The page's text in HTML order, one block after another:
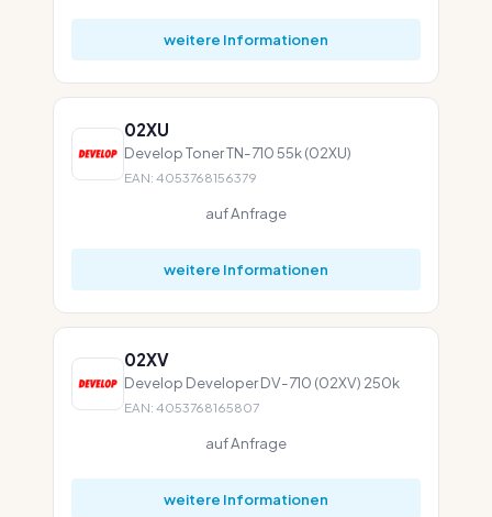
weitere Informationen
02XU
Develop Toner TN-710 55k (02XU)
EAN: 4053768156379
auf Anfrage
weitere Informationen
02XV
Develop Developer DV-710 (02XV) 250k
EAN: 4053768165807
auf Anfrage
weitere Informationen